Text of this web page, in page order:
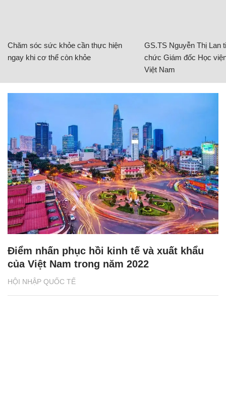
Chăm sóc sức khỏe cần thực hiện
ngay khi cơ thể còn khỏe
GS.TS Nguyễn Thị Lan
chức Giám đốc Học
Việt Nam
HỘI NHẬP QUỐC TẾ
Điểm nhấn phục hồi kinh tế và xuất khẩu
của Việt Nam trong năm 2022